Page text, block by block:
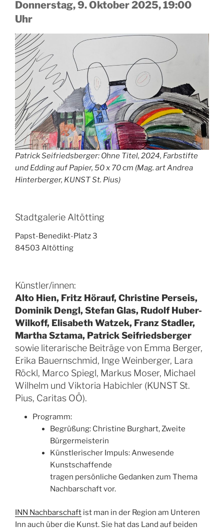
Donnerstag, 9. Oktober 2025, 19:00
Uhr
Patrick Seifriedsberger: Ohne Titel, 2024, Farbstifte
und Edding auf Papier, 50 x 70 cm (Mag. art Andrea
Hinterberger, KUNST St. Pius)
Stadtgalerie Altötting
Papst-Benedikt-Platz 3
84503 Altötting
Künstler/innen:
Alto Hien, Fritz Hörauf, Christine Perseis,
Dominik Dengl, Stefan Glas, Rudolf Huber-
Wilkoff, Elisabeth Watzek, Franz Stadler,
Martha Sztama, Patrick Seifriedsberger
sowie literarische Beiträge von Emma Berger,
Erika Bauernschmid, Inge Weinberger, Lara
Röckl, Marco Spiegl, Markus Moser, Michael
Wilhelm und Viktoria Habichler (KUNST St.
Pius, Caritas OÖ).
Programm:
Begrüßung: Christine Burghart, Zweite
Bürgermeisterin
Künstlerischer Impuls: Anwesende
Kunstschaffende
tragen persönliche Gedanken zum Thema
Nachbarschaft vor.
INN Nachbarschaft ist man in der Region am Unteren
Inn auch über die Kunst. Sie hat das Land auf beiden